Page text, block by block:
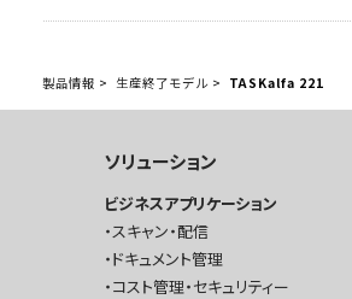
製品情報 >生産終了モデル > TASKalfa 221
ソリューション
ビジネスアプリケーション
スキャン・配信
ドキュメント管理
コスト管理・セキュリティー